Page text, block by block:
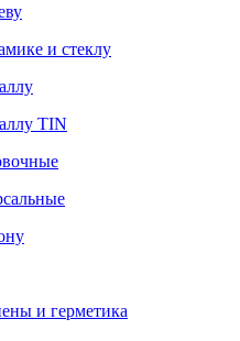
и стеклу
TIN
и герметика